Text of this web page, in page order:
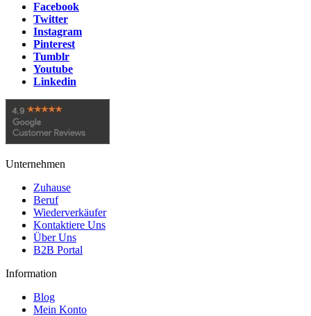
Facebook
Twitter
Instagram
Pinterest
Tumblr
Youtube
Linkedin
Unternehmen
Zuhause
Beruf
Wiederverkäufer
Kontaktiere Uns
Über Uns
B2B Portal
Information
Blog
Mein Konto